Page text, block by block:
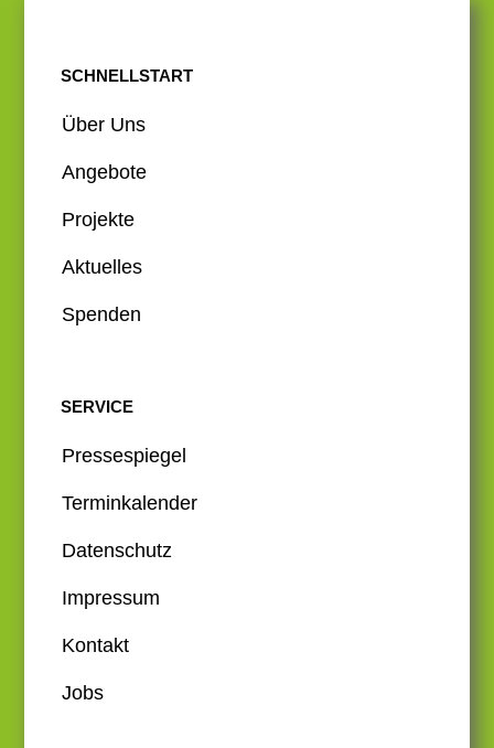
SCHNELLSTART
Über Uns
Angebote
Projekte
Aktuelles
Spenden
SERVICE
Pressespiegel
Terminkalender
Datenschutz
Impressum
Kontakt
Jobs